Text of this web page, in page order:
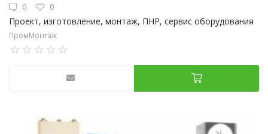
0
0
Проект, изготовление, монтаж, ПНР, сервис оборудования
ПромМонтаж